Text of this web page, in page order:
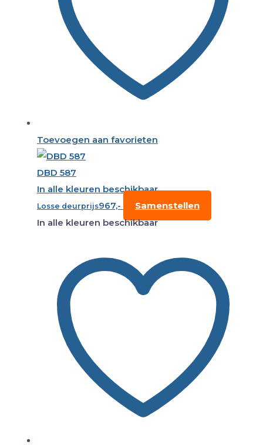
Toevoegen aan favorieten
DBD 587
In alle kleuren beschikbaar
Losse deurprijs967,-
Samenstellen
In alle kleuren beschikbaar